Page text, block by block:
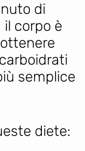
di
corpo è
semplice
diete: